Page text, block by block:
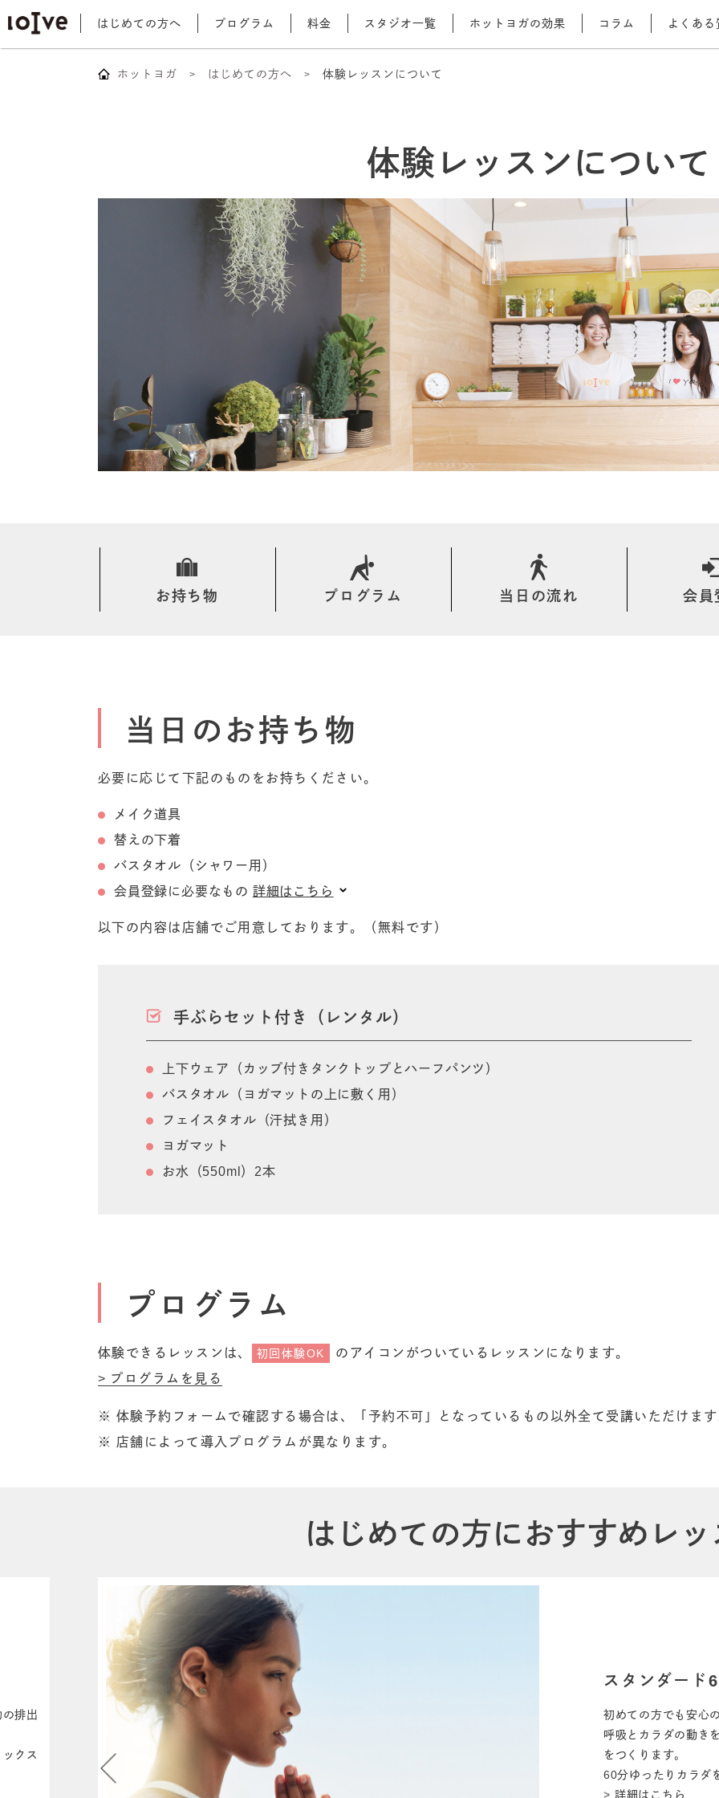
はじめての方へ プログラム 料金 スタジオ一覧 ホットヨガの効果 コラム よくある
ホットヨガ はじめての方へ 体験レッスンについて
体験レッスンについて
お持ち物 プログラム 当日の流れ 会員
当日のお持ち物
必要に応じて下記のものをお持ちください。
メイク道具
替えの下着
バスタオル（シャワー用）
会員登録に必要なもの 詳細はこちら
以下の内容は店舗でご用意しております。（無料です）
手ぶらセット付き（レンタル）
上下ウェア
（カップ付きタンクトップとハーフパンツ）
バスタオル（ヨガマットの上に敷く用）
フェイスタオル（汗拭き用）
ヨガマット
お水（550ml）2本
プログラム
体験できるレッスンは、 初回体験OK
のアイコンがついているレッスンになります。
プログラムを見る
※ 体験予約フォームで確認する場合は、「予約不可」となっているもの以外全て受講いただけま
※ 店舗によって導入プログラムが異なります。
はじめての方におすすめレ
排出
クス
スタンダード
初めての方でも安心
呼吸とカラダの動き
をつくります。
60分ゆったりカラダ
詳細はこちら